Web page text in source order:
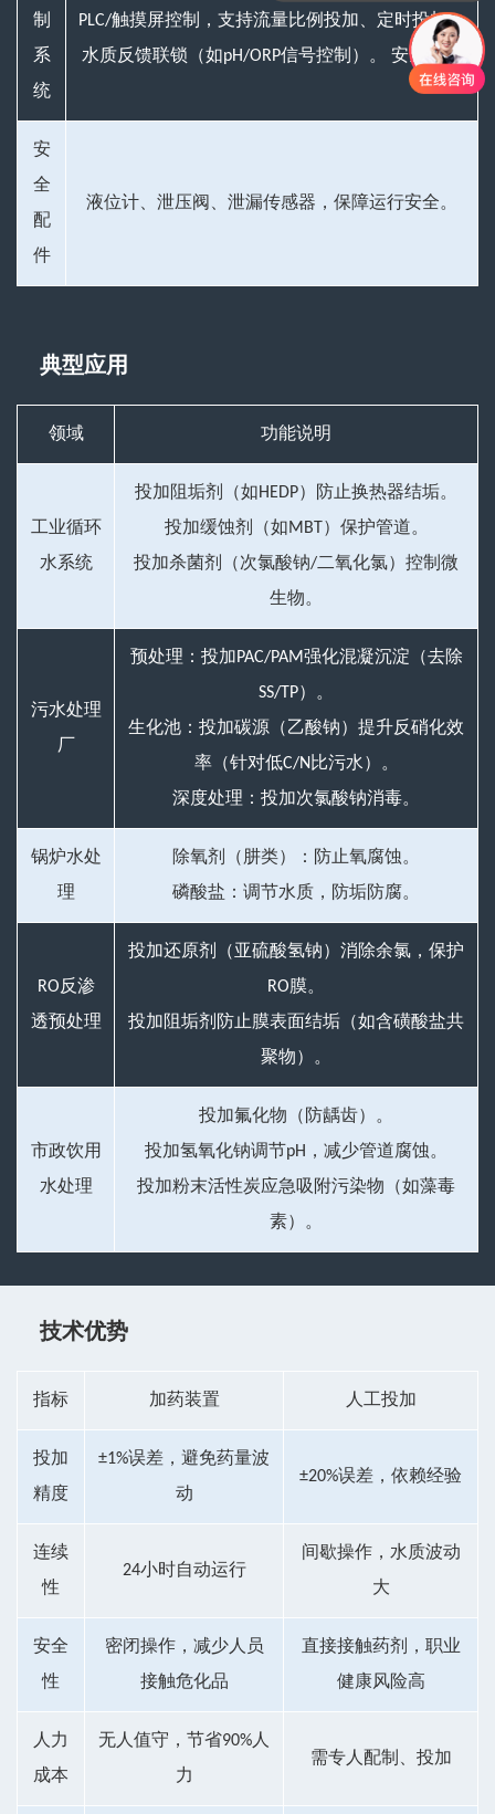
制
系
统
PLC/触摸屏控制，支持流量比例投加、定时投加、
水质反馈联锁（如pH/ORP信号控制）。 安全配件
安
全
配
件
液位计、泄压阀、泄漏传感器，保障运行安全。
典型应用
领域 功能说明
工业循环
水系统
投加阻垢剂（如HEDP）防止换热器结垢。
投加缓蚀剂（如MBT）保护管道。
投加杀菌剂（次氯酸钠/二氧化氯）控制微
生物。
污水处理
厂
预处理：投加PAC/PAM强化混凝沉淀（去除
SS/TP）。
生化池：投加碳源（乙酸钠）提升反硝化效
率（针对低C/N比污水）。
深度处理：投加次氯酸钠消毒。
锅炉水处
理
除氧剂（肼类）：防止氧腐蚀。
磷酸盐：调节水质，防垢防腐。
RO反渗
透预处理
投加还原剂（亚硫酸氢钠）消除余氯，保护
RO膜。
投加阻垢剂防止膜表面结垢（如含磺酸盐共
聚物）。
市政饮用
水处理
投加氟化物（防龋齿）。
投加氢氧化钠调节pH，减少管道腐蚀。
投加粉末活性炭应急吸附污染物（如藻毒
素）。
技术优势
指标 加药装置 人工投加
投加
精度
±1%误差，避免药量波
动
±20%误差，依赖经验
连续
性
24小时自动运行
间歇操作，水质波动
大
安全
性
密闭操作，减少人员
接触危化品
直接接触药剂，职业
健康风险高
人力
成本
无人值守，节省90%人
力
需专人配制、投加